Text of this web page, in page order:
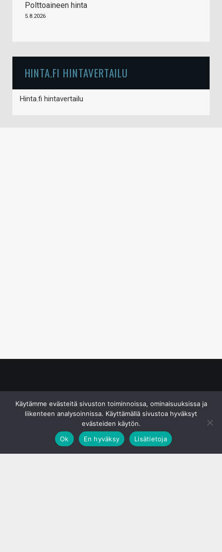
Polttoaineen hinta
5.8.2026
HINTA.FI HINTAVERTAILU
Hinta.fi hintavertailu
Käytämme evästeitä sivuston toiminnoissa, ominaisuuksissa ja
liikenteen analysoinnissa. Käyttämällä sivustoa hyväksyt
evästeiden käytön.
Ok
En hyväksy Lisätietoja